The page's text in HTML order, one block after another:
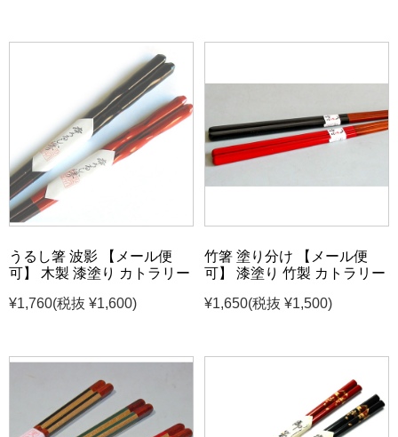
うるし箸 波影 【メール便
可】 木製 漆塗り カトラリー
¥1,760(税抜 ¥1,600)
竹箸 塗り分け 【メール便
可】 漆塗り 竹製 カトラリー
¥1,650(税抜 ¥1,500)